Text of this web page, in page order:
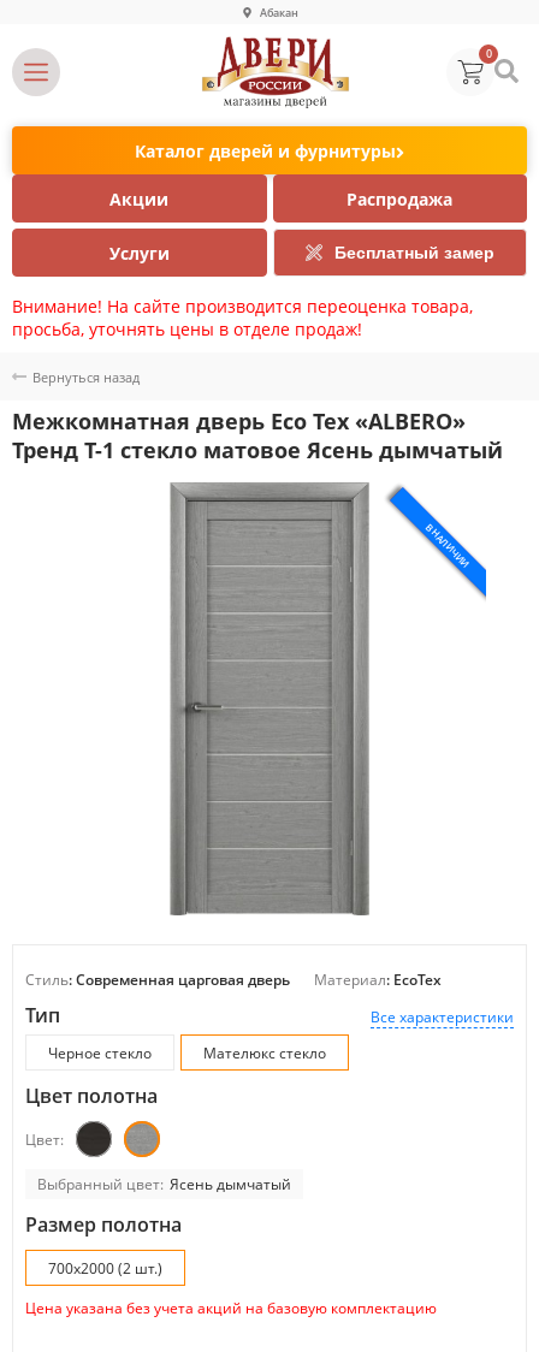
Абакан
0
Каталог дверей и фурнитуры
Акции Распродажа
Услуги Бесплатный замер
Внимание! На сайте производится переоценка товара,
просьба, уточнять цены в отделе продаж!
Вернуться назад
Межкомнатная дверь Eco Tex «ALBERO»
Тренд Т-1 стекло матовое Ясень дымчатый
РАСПРОДАЖА
В НАЛИЧИИ
Стиль: Современная царговая дверь Материал: EcoTex
Все характеристики
Тип
Черное стекло Мателюкс стекло
Цвет полотна
Цвет:
Выбранный цвет: Ясень дымчатый
Размер полотна
700x2000 (2 шт.)
Цена указана без учета акций на базовую комплектацию